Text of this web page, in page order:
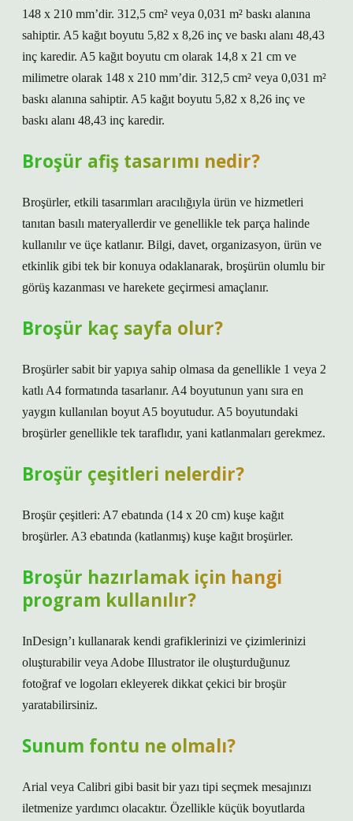
148 x 210 mm’dir. 312,5 cm² veya 0,031 m² baskı alanına
sahiptir. A5 kağıt boyutu 5,82 x 8,26 inç ve baskı alanı 48,43
inç karedir. A5 kağıt boyutu cm olarak 14,8 x 21 cm ve
milimetre olarak 148 x 210 mm’dir. 312,5 cm² veya 0,031 m²
baskı alanına sahiptir. A5 kağıt boyutu 5,82 x 8,26 inç ve
baskı alanı 48,43 inç karedir.
Broşür afiş tasarımı nedir?
Broşürler, etkili tasarımları aracılığıyla ürün ve hizmetleri
tanıtan basılı materyallerdir ve genellikle tek parça halinde
kullanılır ve üçe katlanır. Bilgi, davet, organizasyon, ürün ve
etkinlik gibi tek bir konuya odaklanarak, broşürün olumlu bir
görüş kazanması ve harekete geçirmesi amaçlanır.
Broşür kaç sayfa olur?
Broşürler sabit bir yapıya sahip olmasa da genellikle 1 veya 2
katlı A4 formatında tasarlanır. A4 boyutunun yanı sıra en
yaygın kullanılan boyut A5 boyutudur. A5 boyutundaki
broşürler genellikle tek taraflıdır, yani katlanmaları gerekmez.
Broşür çeşitleri nelerdir?
Broşür çeşitleri: A7 ebatında (14 x 20 cm) kuşe kağıt
broşürler. A3 ebatında (katlanmış) kuşe kağıt broşürler.
Broşür hazırlamak için hangi
program kullanılır?
InDesign’ı kullanarak kendi grafiklerinizi ve çizimlerinizi
oluşturabilir veya Adobe Illustrator ile oluşturduğunuz
fotoğraf ve logoları ekleyerek dikkat çekici bir broşür
yaratabilirsiniz.
Sunum fontu ne olmalı?
Arial veya Calibri gibi basit bir yazı tipi seçmek mesajınızı
iletmenize yardımcı olacaktır. Özellikle küçük boyutlarda